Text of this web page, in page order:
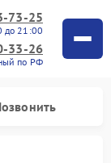
73-25
до 21:00
33-26
по РФ